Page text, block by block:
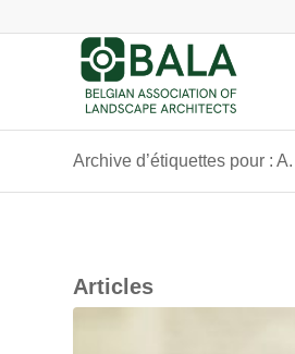
Archive d’étiquettes pour :
Articles